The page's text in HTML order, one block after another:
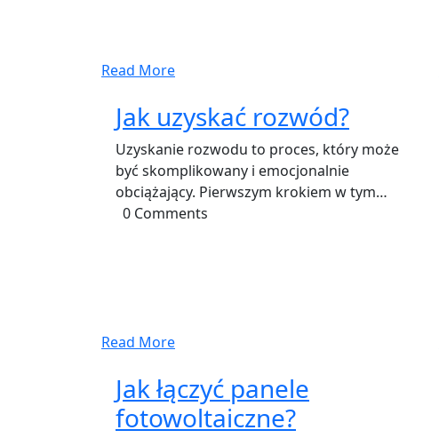
Read More
Jak uzyskać rozwód?
Uzyskanie rozwodu to proces, który może
być skomplikowany i emocjonalnie
obciążający. Pierwszym krokiem w tym…
0 Comments
Read More
Jak łączyć panele
fotowoltaiczne?